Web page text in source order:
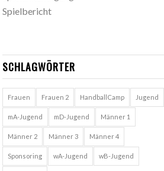
Spielbericht
SCHLAGWÖRTER
Frauen Frauen 2 HandballCamp Jugend
mA-Jugend mD-Jugend Männer 1
Männer 2 Männer 3 Männer 4
Sponsoring wA-Jugend wB-Jugend